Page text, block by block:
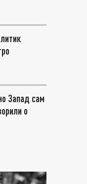
Запад сам
о